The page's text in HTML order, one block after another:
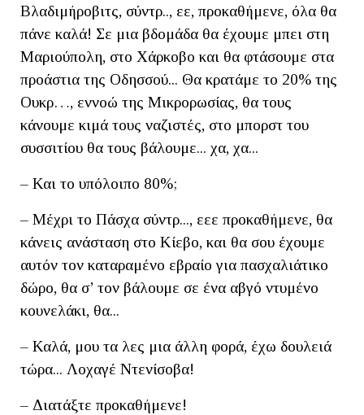
Βλαδιμήροβιτς, σύντρ.., εε, προκαθήμενε, όλα θα
πάνε καλά! Σε μια βδομάδα θα έχουμε μπει στη
Μαριούπολη, στο Χάρκοβο και θα φτάσουμε στα
προάστια της Οδησσού... Θα κρατάμε το 20% της
Ουκρ…, εννοώ της Μικρορωσίας, θα τους
κάνουμε κιμά τους ναζιστές, στο μπορστ του
συσσιτίου θα τους βάλουμε... χα, χα...
– Και το υπόλοιπο 80%;
– Μέχρι το Πάσχα σύντρ..., εεε προκαθήμενε, θα
κάνεις ανάσταση στο Κίεβο, και θα σου έχουμε
αυτόν τον καταραμένο εβραίο για πασχαλιάτικο
δώρο, θα σ’ τον βάλουμε σε ένα αβγό ντυμένο
κουνελάκι, θα...
– Καλά, μου τα λες μια άλλη φορά, έχω δουλειά
τώρα... Λοχαγέ Ντενίσοβα!
– Διατάξτε προκαθήμενε!